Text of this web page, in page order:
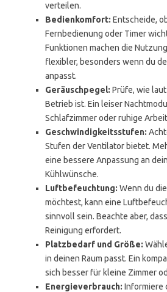
verteilen.
Bedienkomfort: Entscheide,
Fernbedienung oder Timer
Funktionen machen die
flexibler, besonders wenn du
anpasst.
Geräuschpegel: Prüfe, wie
Betrieb ist. Ein leiser
Schlafzimmer oder ruhige
Geschwindigkeitsstufen:
Stufen der Ventilator bietet.
eine bessere Anpassung an
Kühlwünsche.
Luftbefeuchtung: Wenn du
möchtest, kann eine
sinnvoll sein. Beachte aber,
Reinigung erfordert.
Platzbedarf und Größe:
in deinen Raum passt. Ein
sich besser für kleine Zimmer
Energieverbrauch: Informiere